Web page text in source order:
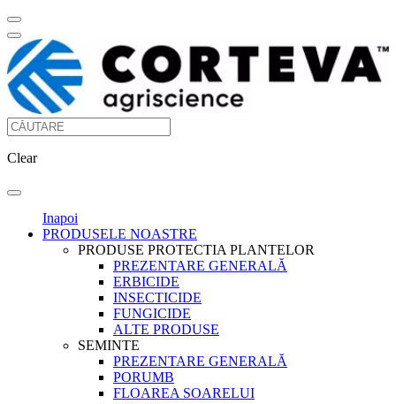
Clear
Inapoi
PRODUSELE NOASTRE
PRODUSE PROTECTIA PLANTELOR
PREZENTARE GENERALĂ
ERBICIDE
INSECTICIDE
FUNGICIDE
ALTE PRODUSE
SEMINTE
PREZENTARE GENERALĂ
PORUMB
FLOAREA SOARELUI